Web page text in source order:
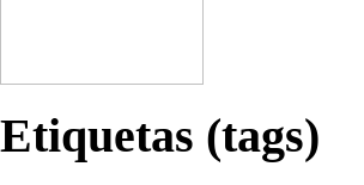
Etiquetas (tags)